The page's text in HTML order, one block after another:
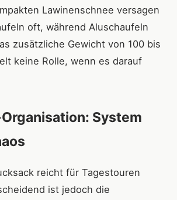
Lawinenschnee versagen
oft, während Aluschaufeln
zusätzliche Gewicht von 100 bis
keine Rolle, wenn es darauf
System
reicht für Tagestouren
ist jedoch die